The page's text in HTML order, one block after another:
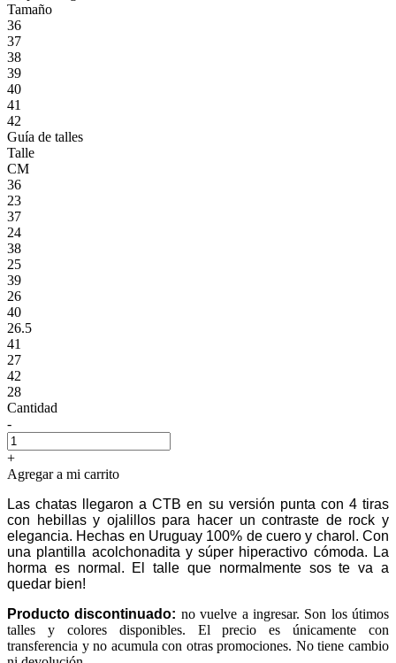
Tamaño
36
37
38
39
40
41
42
Guía de talles
Talle
CM
36
23
37
24
38
25
39
26
40
26.5
41
27
42
28
Cantidad
-
+
Agregar a mi carrito
Las chatas llegaron a CTB en su versión punta con 4 tiras
con hebillas y ojalillos para hacer un contraste de rock y
elegancia. Hechas en Uruguay 100% de cuero y charol. Con
una plantilla acolchonadita y súper hiperactivo cómoda. La
horma es normal. El talle que normalmente sos te va a
quedar bien!
Producto discontinuado: no vuelve a ingresar. Son los útimos
talles y colores disponibles. El precio es únicamente con
transferencia y no acumula con otras promociones. No tiene cambio